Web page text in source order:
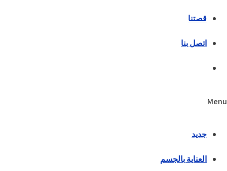
قصتنا
اتصل بنا
Menu
جديد
العناية بالجسم